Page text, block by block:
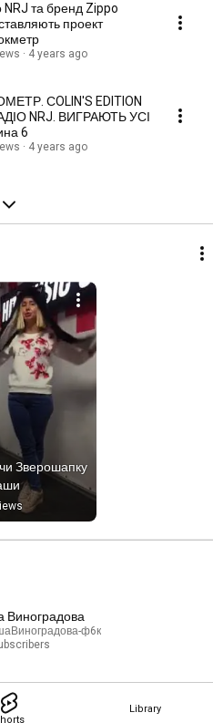
Library
NRJ та бренд Zippo
проект
4 years ago
СOLIN'S EDITION
NRJ. ВИГРАЮТЬ УСІ
6
4 years ago
Зверошапку
Виноградова
ф6к